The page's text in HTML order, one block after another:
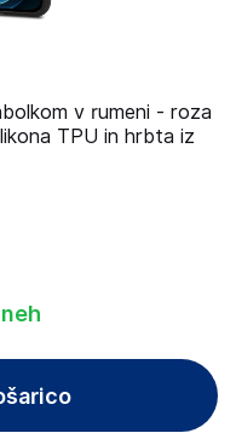
v rumeni - roza
TPU in hrbta iz